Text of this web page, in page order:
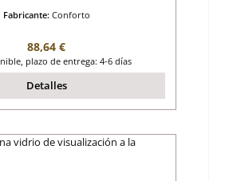
Fabricante: Conforto
Precio normal:
88,64 €
plazo de entrega: 4-6 días
Detalles